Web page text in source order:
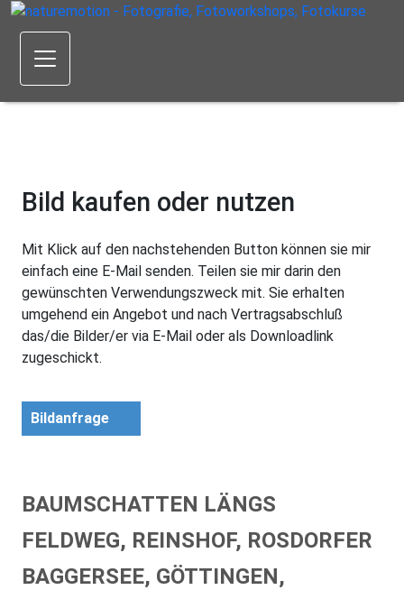
Bild kaufen oder nutzen
Mit Klick auf den nachstehenden Button können sie mir
einfach eine E-Mail senden. Teilen sie mir darin den
gewünschten Verwendungszweck mit. Sie erhalten
umgehend ein Angebot und nach Vertragsabschluß
das/die Bilder/er via E-Mail oder als Downloadlink
zugeschickt.
Bildanfrage
BAUMSCHATTEN LÄNGS
FELDWEG, REINSHOF, ROSDORFER
BAGGERSEE, GÖTTINGEN,